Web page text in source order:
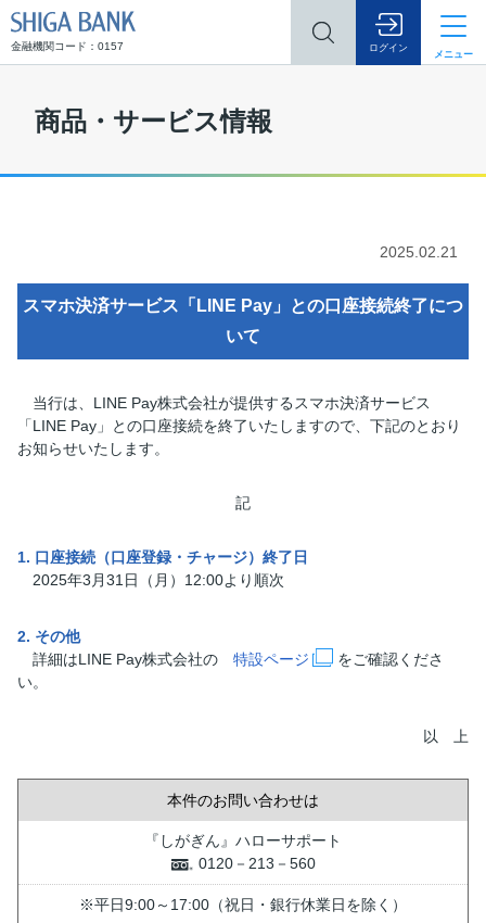
金融機関コード：0157 ログイン
メニュー
商品・サービス情報
2025.02.21
スマホ決済サービス「LINE Pay」との口座接続終了につ
いて
当行は、LINE Pay株式会社が提供するスマホ決済サービス
「LINE Pay」との口座接続を終了いたしますので、下記のとおり
お知らせいたします。
記
1. 口座接続（口座登録・チャージ）終了日
2025年3月31日（月）12:00より順次
2. その他
詳細はLINE Pay株式会社の
特設ページ
をご確認くださ
い。
以 上
本件のお問い合わせは
『しがぎん』ハローサポート
0120－213－560
※平日9:00～17:00（祝日・銀行休業日を除く）